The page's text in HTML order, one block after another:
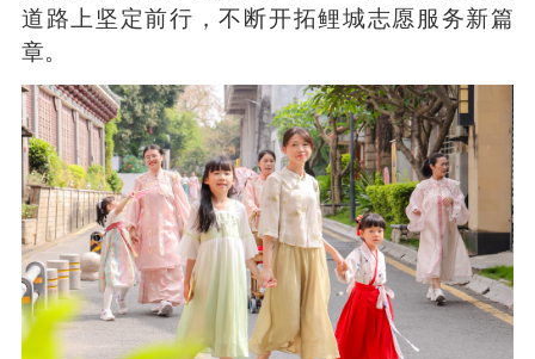
道路上坚定前行，不断开拓鲤城志愿服务新篇
章。